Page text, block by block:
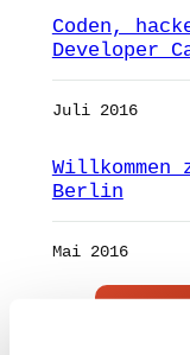
Coden,
Developer
Juli 2016
Berlin
Mai 2016